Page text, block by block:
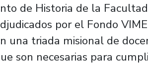
de Historia de la
por el Fondo
una triada misional de
son necesarias para